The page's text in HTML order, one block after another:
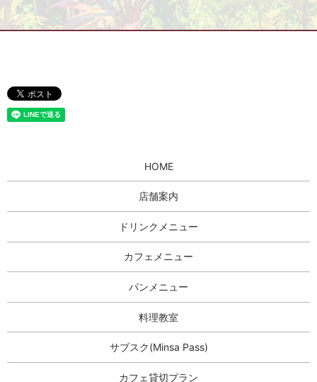
HOME
店舗案内
ドリンクメニュー
カフェメニュー
パンメニュー
料理教室
サブスク(Minsa Pass)
カフェ貸切プラン